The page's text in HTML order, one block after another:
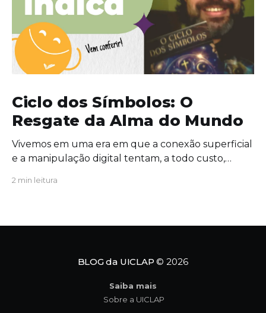
Ciclo dos Símbolos: O
Resgate da Alma do Mundo
Vivemos em uma era em que a conexão superficial
e a manipulação digital tentam, a todo custo,
2 min leitura
BLOG da UICLAP © 2026
Saiba mais
Sobre a UICLAP